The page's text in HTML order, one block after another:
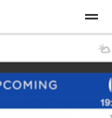
PERSOONLIJKE